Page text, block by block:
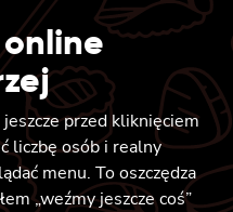
przed kliknięciem
liczbę osób i realny
menu. To oszczędza
„weźmy jeszcze coś”